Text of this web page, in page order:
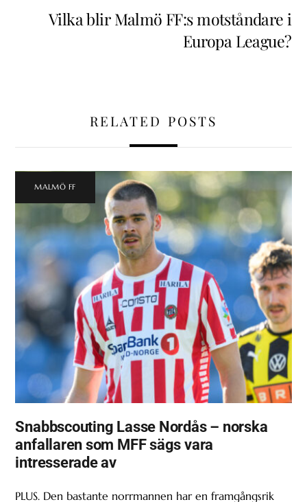
Vilka blir Malmö FF:s motståndare i
Europa League?
RELATED POSTS
MALMÖ FF
Snabbscouting Lasse Nordås – norska
anfallaren som MFF sägs vara
intresserade av
PLUS. Den bastante norrmannen har en framgångsrik